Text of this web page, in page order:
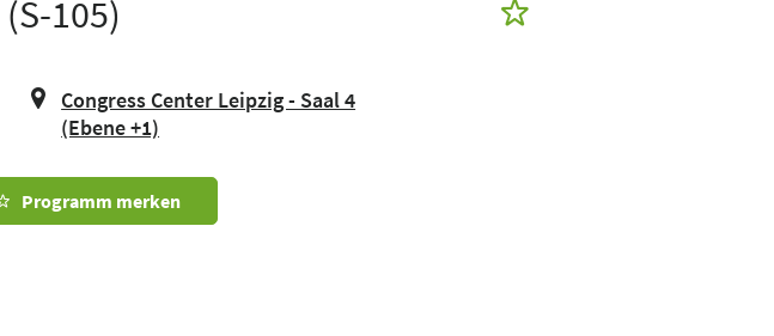
(S-105)
Congress Center Leipzig - Saal 4
(Ebene +1)
Programm merken